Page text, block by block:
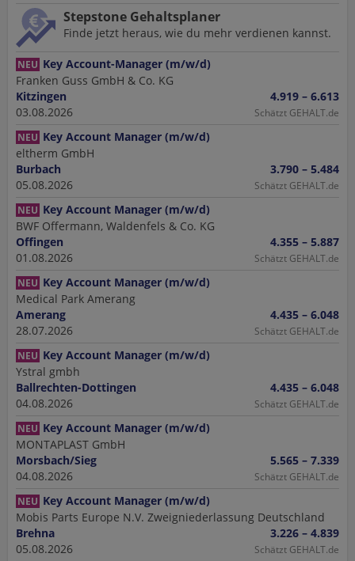
Stepstone Gehaltsplaner
Finde jetzt heraus, wie du mehr verdienen kannst.
NEU Key Account-Manager (m/w/d)
Franken Guss GmbH & Co. KG
Kitzingen
03.08.2026
4.919 – 6.613
Schätzt GEHALT.de
NEU Key Account Manager (m/w/d)
eltherm GmbH
Burbach
05.08.2026
3.790 – 5.484
Schätzt GEHALT.de
NEU Key Account Manager (m/w/d)
BWF Offermann, Waldenfels & Co. KG
Offingen
01.08.2026
4.355 – 5.887
Schätzt GEHALT.de
NEU Key Account Manager (m/w/d)
Medical Park Amerang
Amerang
28.07.2026
4.435 – 6.048
Schätzt GEHALT.de
NEU Key Account Manager (m/w/d)
Ystral gmbh
Ballrechten-Dottingen
04.08.2026
4.435 – 6.048
Schätzt GEHALT.de
NEU Key Account Manager (m/w/d)
MONTAPLAST GmbH
Morsbach/Sieg
04.08.2026
5.565 – 7.339
Schätzt GEHALT.de
NEU Key Account Manager (m/w/d)
Mobis Parts Europe N.V. Zweigniederlassung Deutschland
Brehna
05.08.2026
3.226 – 4.839
Schätzt GEHALT.de